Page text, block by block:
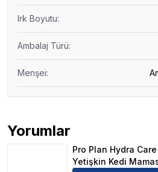
Irk Boyutu:
Ambalaj Türü:
Menşei:
Yorumlar
Pro Plan Hydra Care Su
Pro Plan Hydra
Yetişkin Kedi